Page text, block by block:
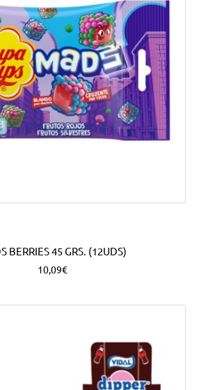
BERRIES 45 GRS. (12UDS)
10,09€